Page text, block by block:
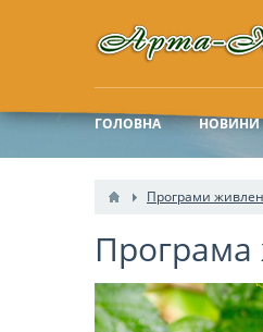
ГОЛОВНА НОВИНИ
Програми
Програма